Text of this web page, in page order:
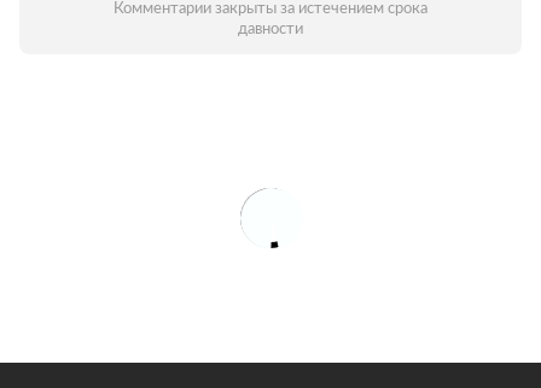
Комментарии закрыты за истечением срока
давности